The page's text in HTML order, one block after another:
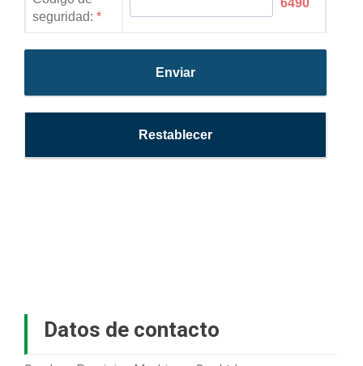
Datos de contacto